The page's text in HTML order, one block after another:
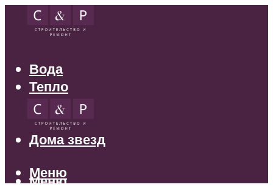
Вода
Тепло
Электрика
Свет
Дома звезд
Меню
Меню